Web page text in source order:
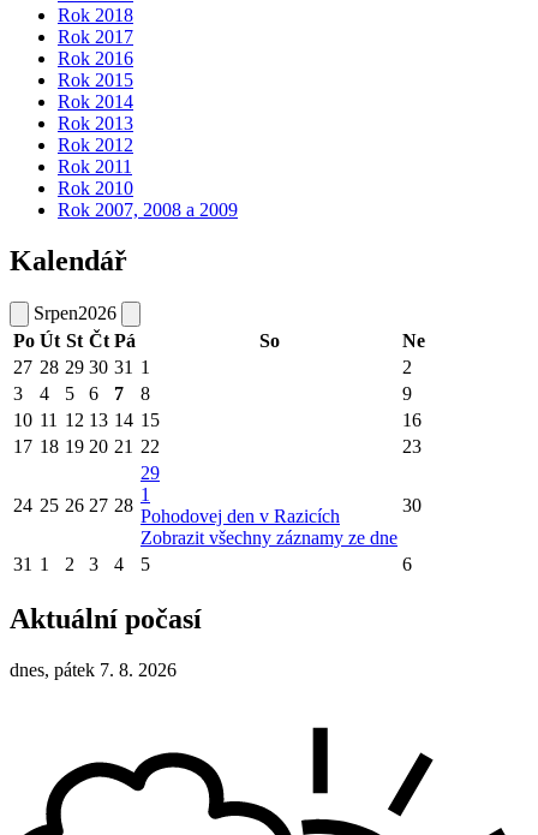
Rok 2018
Rok 2017
Rok 2016
Rok 2015
Rok 2014
Rok 2013
Rok 2012
Rok 2011
Rok 2010
Rok 2007, 2008 a 2009
Kalendář
Srpen2026
Po Út St Čt Pá So
Ne
27 28 29 30 31 1
2
3
4 5 6 7 8
9
10 11 12 13 14 15
16
17 18 19 20 21 22 23
24 25 26 27 28
29
1
Pohodovej den v Razicích
Zobrazit všechny záznamy ze dne
30
31 1 2 3 4 5 6
Aktuální počasí
dnes, pátek 7. 8. 2026